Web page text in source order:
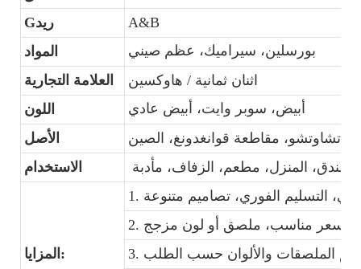
Gريد
A&B
المواد
بورسلين، سيراميك، عظم صيني
العلامة التجارية
اثنان ثمانية / هاوكسين
اللون
أبيض، سوبر وايت، أبيض عادي
الأصل
تشاوتشو، مقاطعة قوانغدونغ، الصين
الاستخدام
للفندق، المنزل، مطعم، الزفاف، مأدبة
المزايا: